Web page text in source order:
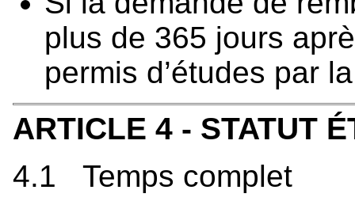
plus de 365 jours
permis d’études par
ARTICLE 4 - STATUT
4.1 Temps complet